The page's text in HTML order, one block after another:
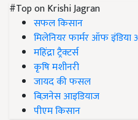
#Top on Krishi Jagran
सफल किसान
मिलेनियर फार्मर ऑफ इंडिया
महिंद्रा ट्रैक्टर्स
कृषि मशीनरी
जायद की फसल
बिज़नेस आइडियाज
पीएम किसान